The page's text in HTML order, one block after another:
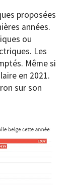
proposées
années.
ou
Les
Même si
en 2021.
sur son